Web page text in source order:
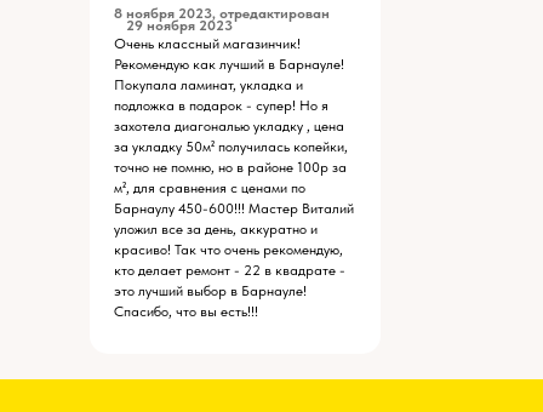
8 ноября 2023, отредактирован
Очень классный магазинчик!
Рекомендую как лучший в Барнауле!
Покупала ламинат, укладка и
подложка в подарок - супер! Но я
захотела диагональю укладку , цена
за укладку 50м² получилась копейки,
точно не помню, но в районе 100р за
м², для сравнения с ценами по
Барнаулу 450-600!!! Мастер Виталий
уложил все за день, аккуратно и
красиво! Так что очень рекомендую,
кто делает ремонт - 22 в квадрате -
это лучший выбор в Барнауле!
Спасибо, что вы есть!!!
29 ноября 2023